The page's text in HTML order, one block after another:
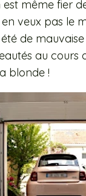
même fier
veux pas le
été de
au cours
blonde !